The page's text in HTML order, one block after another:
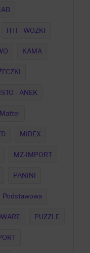
HTI - WOZKI
KAMA
- ANEK
Mattel
MIDEX
MZ-IMPORT
PANINI
Podstawowa
PUZZLE